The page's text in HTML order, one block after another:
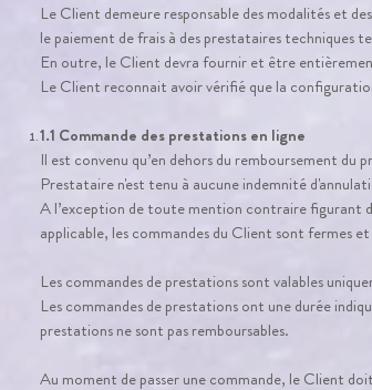
Le Client demeure responsable des modalités et
le paiement de frais à des prestataires techniques
En outre, le Client devra fournir et être
Le Client reconnait avoir vérifié que la
1.1 Commande des prestations en ligne
Il est convenu qu’en dehors du remboursement
Prestataire n'est tenu à aucune indemnité
A l’exception de toute mention contraire figurant
applicable, les commandes du Client sont fermes
Les commandes de prestations sont valables
Les commandes de prestations ont une durée
prestations ne sont pas remboursables.
Au moment de passer une commande, le Client